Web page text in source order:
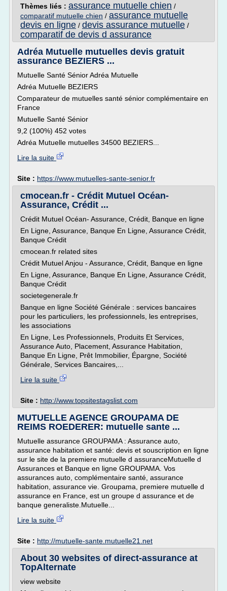
Thèmes liés : assurance mutuelle chien /
comparatif mutuelle chien / assurance mutuelle
devis en ligne / devis assurance mutuelle /
comparatif de devis d assurance
Adréa Mutuelle mutuelles devis gratuit
assurance BEZIERS ...
Mutuelle Santé Sénior Adréa Mutuelle
Adréa Mutuelle BEZIERS
Comparateur de mutuelles santé sénior complémentaire en
France
Mutuelle Santé Sénior
9,2 (100%) 452 votes
Adréa Mutuelle mutuelles 34500 BEZIERS...
Lire la suite
Site : https://www.mutuelles-sante-senior.fr
cmocean.fr - Crédit Mutuel Océan-
Assurance, Crédit ...
Crédit Mutuel Océan- Assurance, Crédit, Banque en ligne
En Ligne, Assurance, Banque En Ligne, Assurance Crédit,
Banque Crédit
cmocean.fr related sites
Crédit Mutuel Anjou - Assurance, Crédit, Banque en ligne
En Ligne, Assurance, Banque En Ligne, Assurance Crédit,
Banque Crédit
societegenerale.fr
Banque en ligne Société Générale : services bancaires
pour les particuliers, les professionnels, les entreprises,
les associations
En Ligne, Les Professionnels, Produits Et Services,
Assurance Auto, Placement, Assurance Habitation,
Banque En Ligne, Prêt Immobilier, Épargne, Société
Générale, Services Bancaires,...
Lire la suite
Site : http://www.topsitestagslist.com
MUTUELLE AGENCE GROUPAMA DE
REIMS ROEDERER: mutuelle sante ...
Mutuelle assurance GROUPAMA : Assurance auto,
assurance habitation et santé: devis et souscription en ligne
sur le site de la premiere mutuelle d assuranceMutuelle d
Assurances et Banque en ligne GROUPAMA. Vos
assurances auto, complémentaire santé, assurance
habitation, assurance vie. Groupama, premiere mutuelle d
assurance en France, est un groupe d assurance et de
banque generaliste.Mutuelle...
Lire la suite
Site : http://mutuelle-sante.mutuelle21.net
About 30 websites of direct-assurance at
TopAlternate
view website